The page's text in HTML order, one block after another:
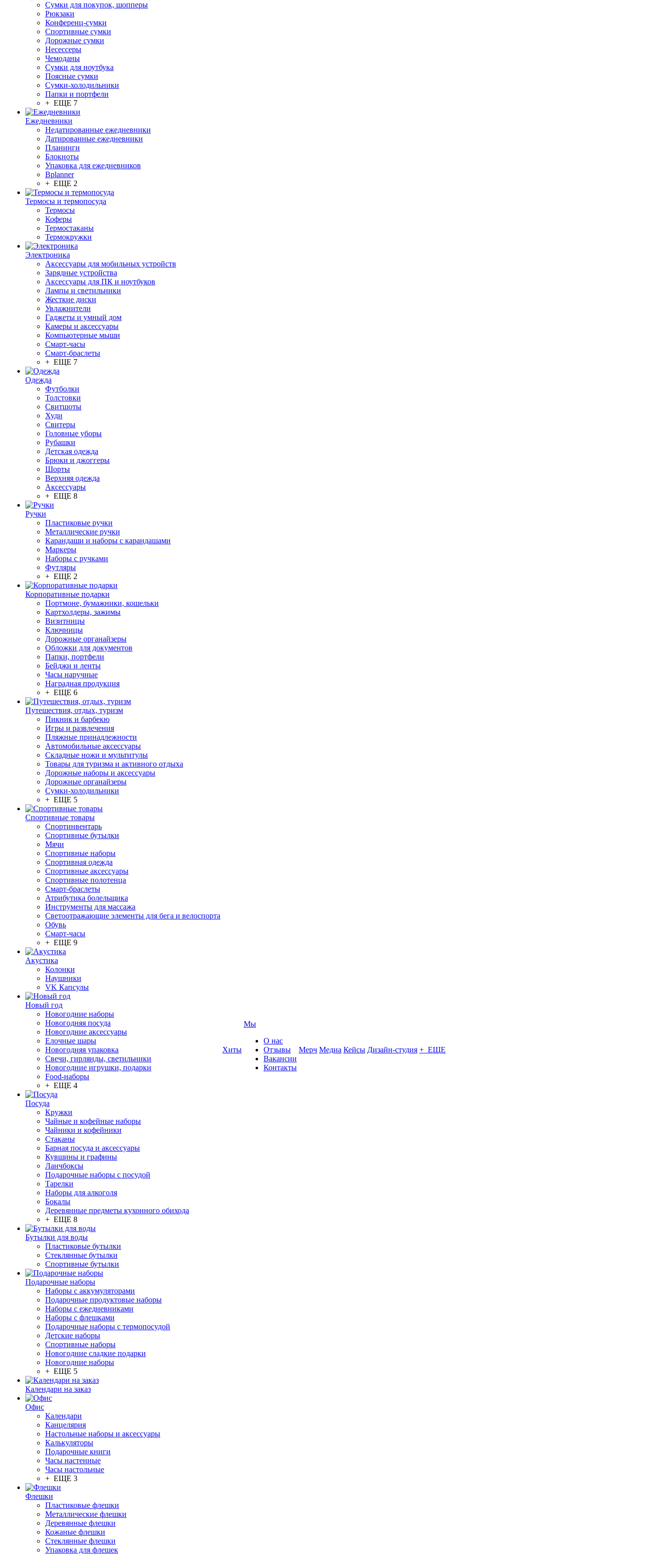
Сумки для покупок, шопперы
Рюкзаки
Конференц-сумки
Спортивные сумки
Дорожные сумки
Несессеры
Чемоданы
Сумки для ноутбука
Поясные сумки
Сумки-холодильники
Папки и портфели
+ ЕЩЕ 7
Ежедневники
Недатированные ежедневники
Датированные ежедневники
Планинги
Блокноты
Упаковка для ежедневников
Bplanner
+ ЕЩЕ 2
Термосы и термопосуда
Термосы
Коферы
Термостаканы
Термокружки
Электроника
Аксессуары для мобильных устройств
Зарядные устройства
Аксессуары для ПК и ноутбуков
Лампы и светильники
Жесткие диски
Увлажнители
Гаджеты и умный дом
Камеры и аксессуары
Компьютерные мыши
Смарт-часы
Смарт-браслеты
+ ЕЩЕ 7
Одежда
Футболки
Толстовки
Свитшоты
Худи
Свитеры
Головные уборы
Рубашки
Детская одежда
Брюки и джоггеры
Шорты
Верхняя одежда
Аксессуары
+ ЕЩЕ 8
Ручки
Пластиковые ручки
Металлические ручки
Карандаши и наборы с карандашами
Маркеры
Наборы с ручками
Футляры
+ ЕЩЕ 2
Корпоративные подарки
Портмоне, бумажники, кошельки
Картхолдеры, зажимы
Визитницы
Ключницы
Дорожные органайзеры
Обложки для документов
Папки, портфели
Бейджи и ленты
Часы наручные
Наградная продукция
+ ЕЩЕ 6
Путешествия, отдых, туризм
Пикник и барбекю
Игры и развлечения
Пляжные принадлежности
Автомобильные аксессуары
Складные ножи и мультитулы
Товары для туризма и активного отдыха
Дорожные наборы и аксессуары
Дорожные органайзеры
Сумки-холодильники
+ ЕЩЕ 5
Спортивные товары
Спортинвентарь
Спортивные бутылки
Мячи
Спортивные наборы
Спортивная одежда
Спортивные аксессуары
Спортивные полотенца
Смарт-браслеты
Атрибутика болельщика
Инструменты для массажа
Светоотражающие элементы для бега и велоспорта
Обувь
Смарт-часы
+ ЕЩЕ 9
Акустика
Колонки
Наушники
VK Капсулы
Новый год
Новогодние наборы
Новогодняя посуда
Новогодние аксессуары
Елочные шары
Новогодняя упаковка
Свечи, гирлянды, светильники
Новогодние игрушки, подарки
Food-наборы
+ ЕЩЕ 4
Посуда
Кружки
Чайные и кофейные наборы
Чайники и кофейники
Стаканы
Барная посуда и аксессуары
Кувшины и графины
Ланчбоксы
Подарочные наборы с посудой
Тарелки
Наборы для алкоголя
Бокалы
Деревянные предметы кухонного обихода
+ ЕЩЕ 8
Бутылки для воды
Пластиковые бутылки
Стеклянные бутылки
Спортивные бутылки
Подарочные наборы
Наборы с аккумуляторами
Подарочные продуктовые наборы
Наборы с ежедневниками
Наборы с флешками
Подарочные наборы с термопосудой
Детские наборы
Спортивные наборы
Новогодние сладкие подарки
Новогодние наборы
+ ЕЩЕ 5
Календари на заказ
Офис
Календари
Канцелярия
Настольные наборы и аксессуары
Калькуляторы
Подарочные книги
Часы настенные
Часы настольные
+ ЕЩЕ 3
Флешки
Пластиковые флешки
Металлические флешки
Деревянные флешки
Кожаные флешки
Стеклянные флешки
Упаковка для флешек
Хиты
Мы
О нас
Отзывы
Вакансии
Контакты
Мерч Медиа Кейсы Дизайн-студия + ЕЩЕ